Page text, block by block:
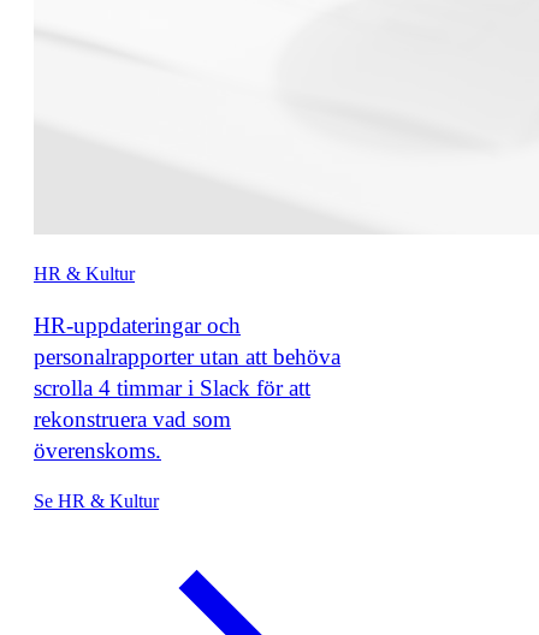
HR & Kultur
HR-uppdateringar och
personalrapporter utan att behöva
scrolla 4 timmar i Slack för att
rekonstruera vad som
överenskoms.
Se HR & Kultur